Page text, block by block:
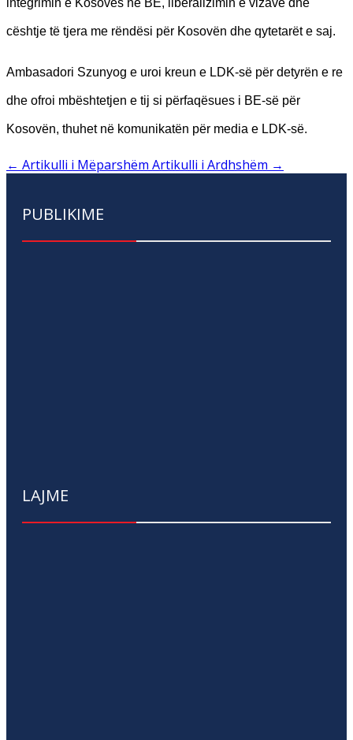
cështje të tjera me rëndësi për Kosovën dhe qytetarët e saj.
Ambasadori Szunyog e uroi kreun e LDK-së për detyrën e re
dhe ofroi mbështetjen e tij si përfaqësues i BE-së për
Kosovën, thuhet në komunikatën për media e LDK-së.
← Artikulli i Mëparshëm Artikulli i Ardhshëm →
PUBLIKIME
LAJME